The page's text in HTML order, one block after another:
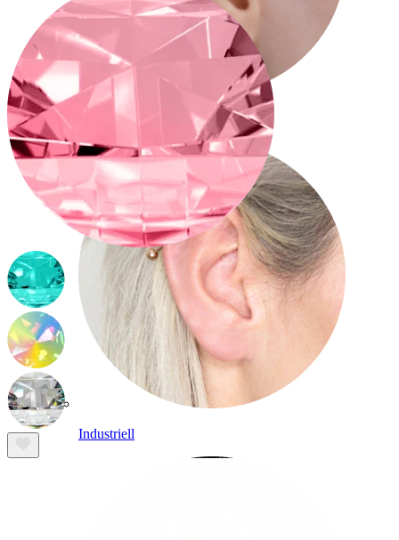
Industriell